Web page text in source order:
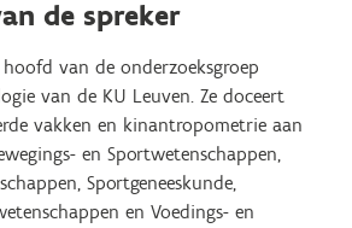
de spreker
van de onderzoeksgroep
van de KU Leuven. Ze doceert
vakken en kinantropometrie aan
en Sportwetenschappen,
Sportgeneeskunde,
en Voedings- en